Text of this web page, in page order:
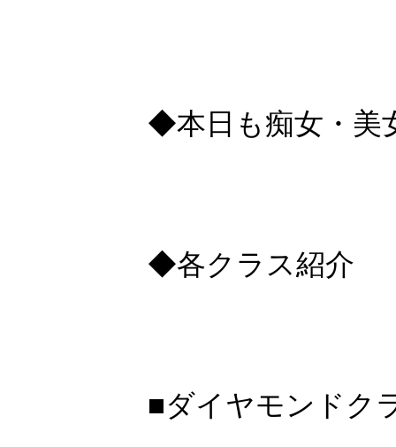
◆本日も痴女・美
◆各クラス紹介
■ダイヤモンドク